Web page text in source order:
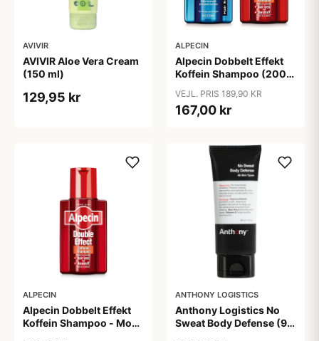
AVIVIR
AVIVIR Aloe Vera Cream
(150 ml)
129,95 kr
ALPECIN
Alpecin Dobbelt Effekt
Koffein Shampoo (200
Liquid (200 ml)
VEJL. PRIS 189,90 KR
167,00 kr
ALPECIN
Alpecin Dobbelt Effekt
Koffein Shampoo - Mod
ANTHONY LOGISTICS
Anthony Logistics No
Sweat Body Defense (90